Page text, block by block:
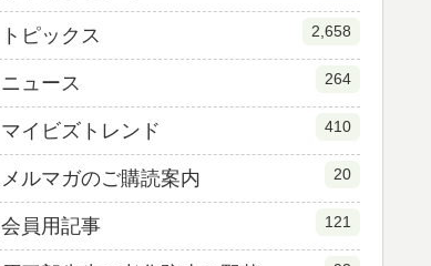
トピックス 2,658
ニュース 264
マイビズトレンド 410
メルマガのご購読案内 20
会員用記事 121